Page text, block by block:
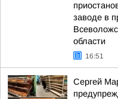
заводе в
области
16:51
Сергей